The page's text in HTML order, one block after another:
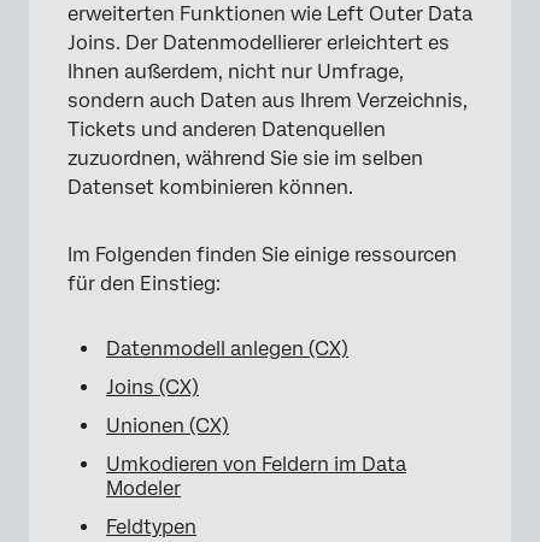
erweiterten Funktionen wie Left Outer Data
Joins. Der Datenmodellierer erleichtert es
Ihnen außerdem, nicht nur Umfrage,
sondern auch Daten aus Ihrem Verzeichnis,
Tickets und anderen Datenquellen
zuzuordnen, während Sie sie im selben
Datenset kombinieren können.
Im Folgenden finden Sie einige ressourcen
für den Einstieg:
Datenmodell anlegen (CX)
Joins (CX)
Unionen (CX)
Umkodieren von Feldern im Data
Modeler
Feldtypen